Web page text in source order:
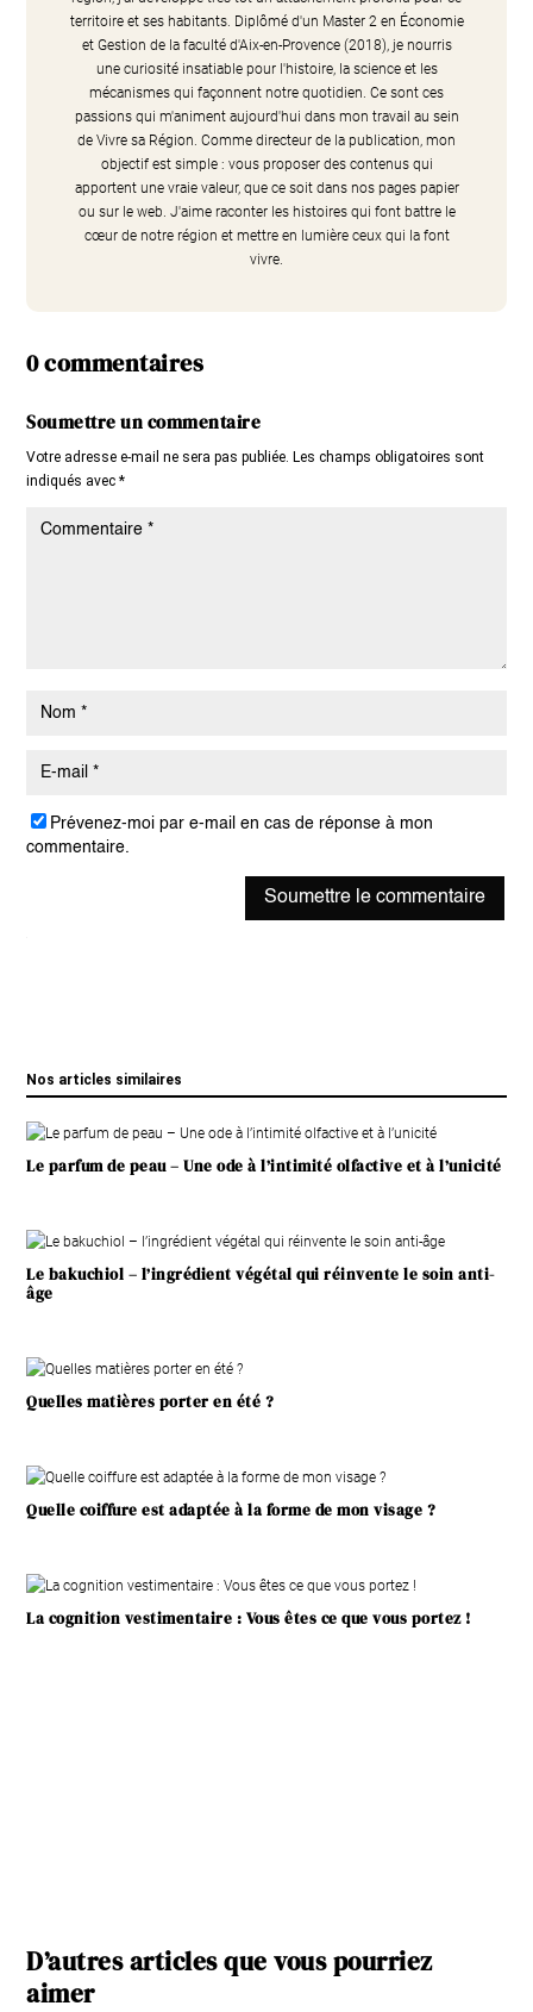
territoire et ses habitants. Diplômé d'un Master 2 en Économie
et Gestion de la faculté d'Aix-en-Provence (2018), je nourris
une curiosité insatiable pour l'histoire, la science et les
mécanismes qui façonnent notre quotidien. Ce sont ces
passions qui m'animent aujourd'hui dans mon travail au sein
de Vivre sa Région. Comme directeur de la publication, mon
objectif est simple : vous proposer des contenus qui
apportent une vraie valeur, que ce soit dans nos pages papier
ou sur le web. J'aime raconter les histoires qui font battre le
cœur de notre région et mettre en lumière ceux qui la font
vivre.
0 commentaires
Soumettre un commentaire
Votre adresse e-mail ne sera pas publiée. Les champs obligatoires sont
indiqués avec*
Prévenez-moi par e-mail en cas de réponse à mon
commentaire.
Soumettre le commentaire
Nos articles similaires
Le parfum de peau – Une ode à l’intimité olfactive et à l’unicité
Le bakuchiol – l’ingrédient végétal qui réinvente le soin anti-
âge
Quelles matières porter en été ?
Quelle coiffure est adaptée à la forme de mon visage ?
La cognition vestimentaire : Vous êtes ce que vous portez !
D’autres articles que vous pourriez
aimer